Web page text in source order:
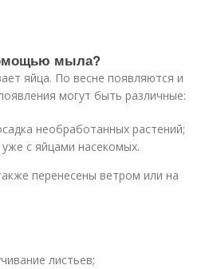
мыла?
яйца. По весне появляются и
могут быть различные:
необработанных растений;
с яйцами насекомых.
перенесены ветром или на
листьев;